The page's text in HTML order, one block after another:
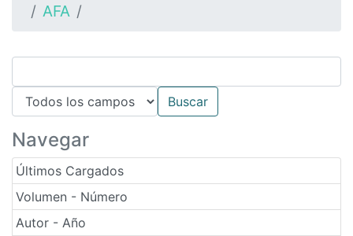
AFA
Navegar
Últimos Cargados
Volumen - Número
Autor - Año